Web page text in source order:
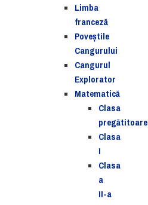
Limba
franceză
Poveștile
Cangurului
Cangurul
Explorator
Matematică
Clasa
pregătitoare
Clasa
I
Clasa
a
II-a